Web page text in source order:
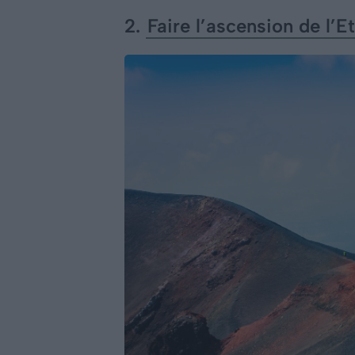
2. Faire l’ascension de